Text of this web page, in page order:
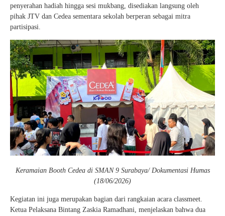
penyerahan hadiah hingga sesi mukbang, disediakan langsung oleh
pihak JTV dan Cedea sementara sekolah berperan sebagai mitra
partisipasi.
Keramaian Booth Cedea di SMAN 9 Surabaya/ Dokumentasi Humas
(18/06/2026)
Kegiatan ini juga merupakan bagian dari rangkaian acara classmeet.
Ketua Pelaksana Bintang Zaskia Ramadhani, menjelaskan bahwa dua